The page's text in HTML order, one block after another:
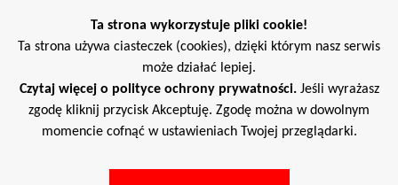
Ta strona wykorzystuje pliki cookie!
Ta strona używa ciasteczek (cookies), dzięki którym nasz serwis
może działać lepiej.
Czytaj więcej o polityce ochrony prywatności.Jeśli wyrażasz
zgodę kliknij przycisk Akceptuję. Zgodę można w dowolnym
momencie cofnąć w ustawieniach Twojej przeglądarki.